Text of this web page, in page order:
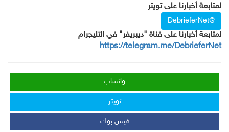
لمتابعة أخبارنا على تويتر
@DebrieferNet
لمتابعة أخبارنا على قناة "ديبريفر" في التليجرام
https://telegram.me/DebrieferNet
واتساب
تويتر
فيس بوك